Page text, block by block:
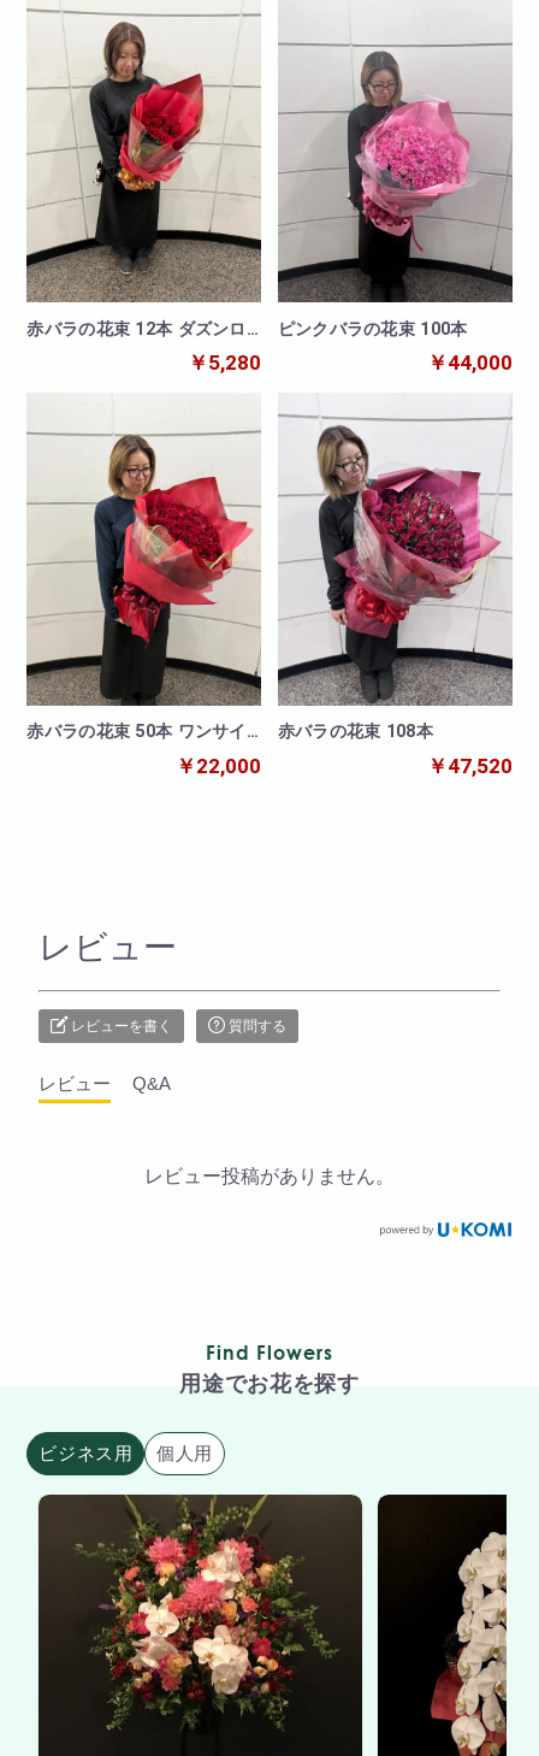
赤バラの花束 12本 ダズンロ
￥5,280
ピンクバラの花束 100本
￥44,000
赤バラの花束 50本 ワンサイ
￥22,000
赤バラの花束 108本
￥47,520
レビュー
レビューを書く 質問する
レビュー Q&A
レビュー投稿がありません。
Find Flowers
用途でお花を探す
ビジネス用 個人用